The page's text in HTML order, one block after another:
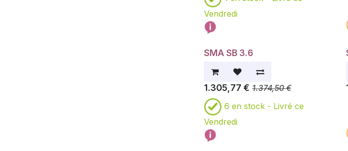
Vendredi
SMA SB 3.6
1.305,77 € 1.374,50€
6 en stock - Livré ce
Vendredi